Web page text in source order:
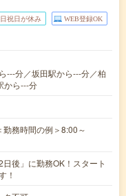
祝日が休み WEB登録OK
---分／坂田駅から---分／柏
から---分
務時間の例＞8:00～
後」に勤務OK！スタート
！